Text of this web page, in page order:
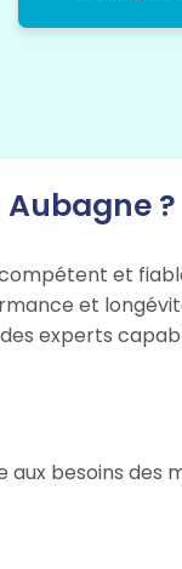
?
et
et
experts
besoins des